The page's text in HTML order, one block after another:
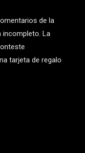
de la
incompleto. La
tarjeta de regalo